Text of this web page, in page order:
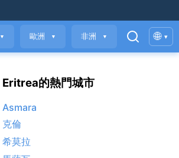
▼ 歐洲 ▼ 非洲 ▼ 🌐 ▾
Eritrea的熱門城市
Asmara
克倫
希莫拉